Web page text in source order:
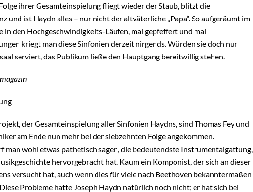
ihrer Gesamteinspielung fliegt wieder der Staub, blitzt die
und ist Haydn alles – nur nicht der altväterliche „Papa“. So aufgeräumt im
in den Hochgeschwindigkeits-Läufen, mal gepfeffert und mal
kriegt man diese Sinfonien derzeit nirgends. Würden sie doch nur
serviert, das Publikum ließe den Hauptgang bereitwillig stehen.
der Gesamteinspielung aller Sinfonien Haydns, sind Thomas Fey und
am Ende nun mehr bei der siebzehnten Folge angekommen.
man wohl etwas pathetisch sagen, die bedeutendste Instrumentalgattung,
hervorgebracht hat. Kaum ein Komponist, der sich an dieser
versucht hat, auch wenn dies für viele nach Beethoven bekanntermaßen
Probleme hatte Joseph Haydn natürlich noch nicht; er hat sich bei